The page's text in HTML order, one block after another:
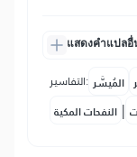
แสดงคำแปลอื่
التفاسير: المُيسَّر
النفحات المكية |